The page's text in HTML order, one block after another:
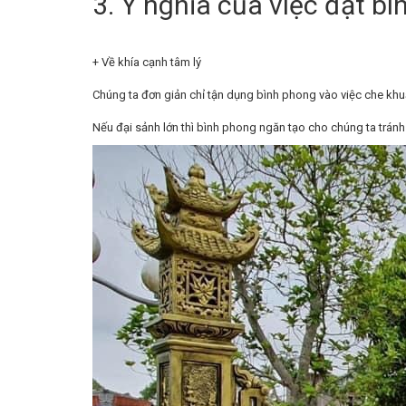
+ Về khía cạnh tâm lý
Chúng ta đơn giản chỉ tận dụng bình phong vào việc che
Nếu đại sảnh lớn thì bình phong ngăn tạo cho chúng ta